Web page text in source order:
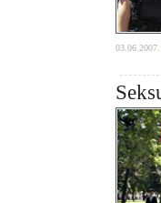
03.06.2007.